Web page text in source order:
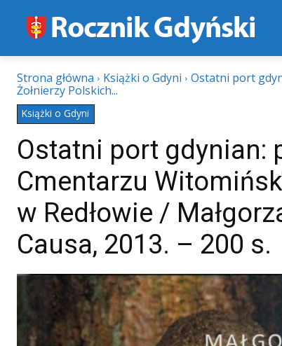
Strona główna Książki o Gdyni
Ostatni port
Żołnierzy Polskich...
Książki o Gdyni
Ostatni port gdynian:
Cmentarzu
w Redłowie /
Causa, 2013. – 200 s.